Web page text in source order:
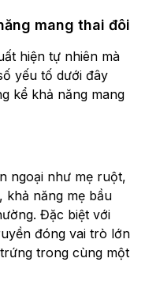
mang thai đôi
hiện tự nhiên mà
yếu tố dưới đây
kể khả năng mang
ngoại như mẹ ruột,
khả năng mẹ bầu
Đặc biệt với
đóng vai trò lớn
trong cùng một